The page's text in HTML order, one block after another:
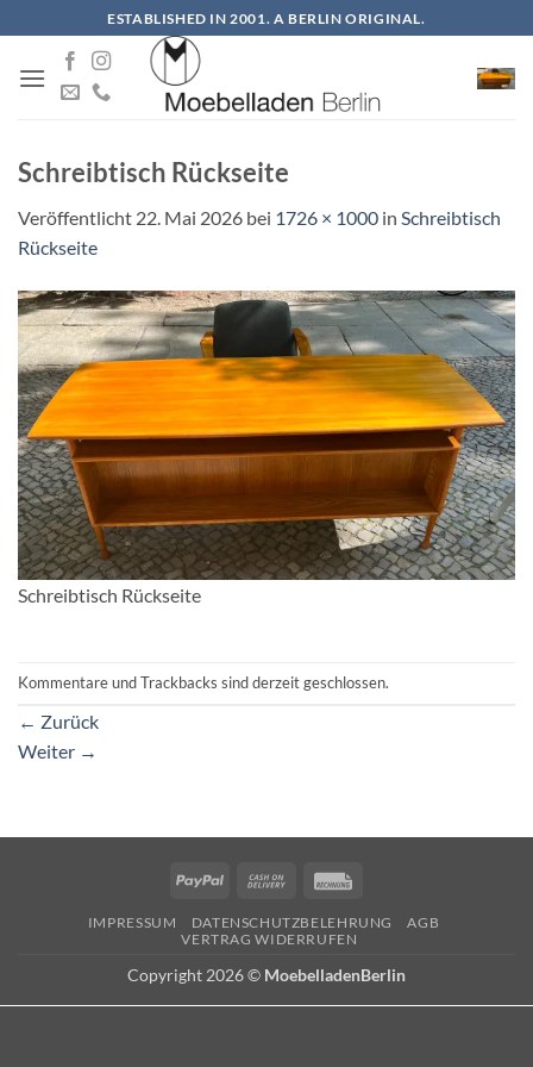
Inhalt
springen
ESTABLISHED IN 2001. A BERLIN ORIGINAL.
Schreibtisch Rückseite
Veröffentlicht 22. Mai 2026 bei 1726 × 1000 in Schreibtisch
Rückseite
Schreibtisch Rückseite
Kommentare und Trackbacks sind derzeit geschlossen.
← Zurück
Weiter →
PayPal
Cash
Delivery
IMPRESSUM DATENSCHUTZBELEHRUNG
AGB
VERTRAG WIDERRUFEN
Copyright 2026 © MoebelladenBerlin